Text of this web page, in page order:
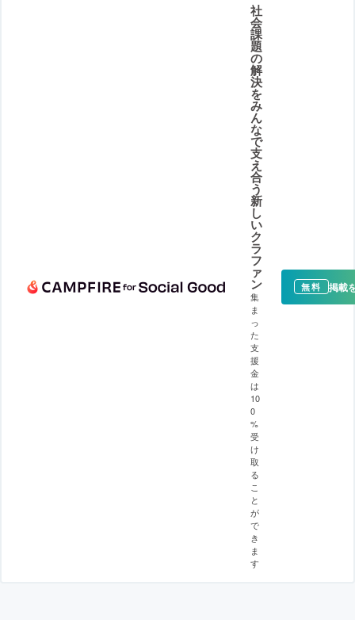
社
会
課
題
の
解
決
を
み
ん
な
で
支
え
合
う
新
し
い
ク
ラ
フ
ァ
ン
集
ま
っ
た
支
援
金
は
10
0
%
受
け
取
る
こ
と
が
で
き
ま
す
無料 掲載